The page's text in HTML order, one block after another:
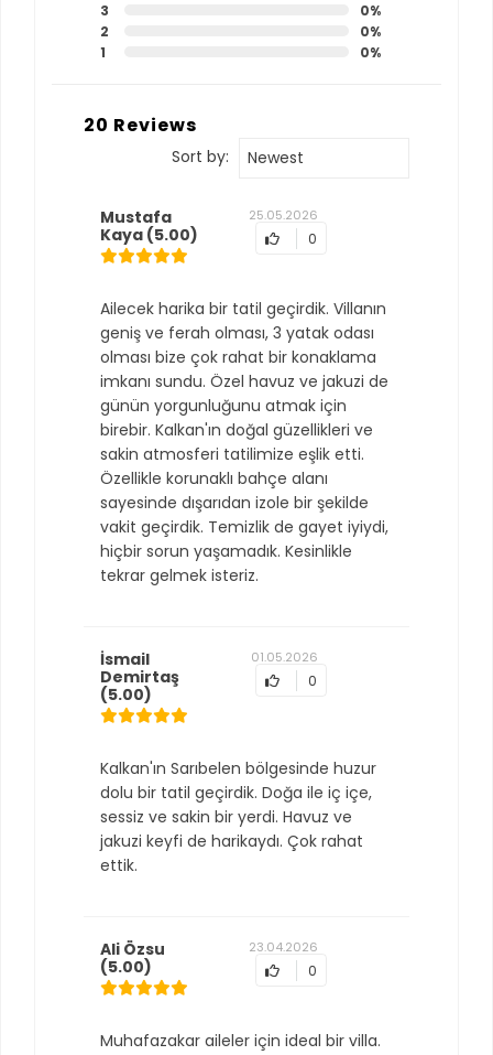
3
0%
2
0%
1
0%
20 Reviews
Sort by: Newest
Mustafa
Kaya (5.00)
25.05.2026
0
Ailecek harika bir tatil geçirdik. Villanın
geniş ve ferah olması, 3 yatak odası
olması bize çok rahat bir konaklama
imkanı sundu. Özel havuz ve jakuzi de
günün yorgunluğunu atmak için
birebir. Kalkan'ın doğal güzellikleri ve
sakin atmosferi tatilimize eşlik etti.
Özellikle korunaklı bahçe alanı
sayesinde dışarıdan izole bir şekilde
vakit geçirdik. Temizlik de gayet iyiydi,
hiçbir sorun yaşamadık. Kesinlikle
tekrar gelmek isteriz.
İsmail
Demirtaş
(5.00)
01.05.2026
0
Kalkan'ın Sarıbelen bölgesinde huzur
dolu bir tatil geçirdik. Doğa ile iç içe,
sessiz ve sakin bir yerdi. Havuz ve
jakuzi keyfi de harikaydı. Çok rahat
ettik.
Ali Özsu
(5.00)
23.04.2026
0
Muhafazakar aileler için ideal bir villa.